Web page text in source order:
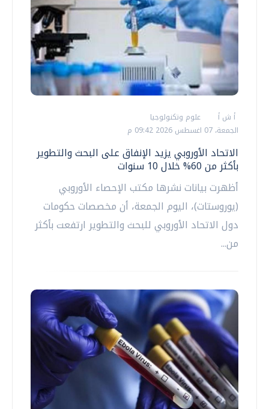
أ ش أ
علوم وتكنولوجيا
الجمعة، 07 اغسطس 2026 09:42 م
الاتحاد الأوروبي يزيد الإنفاق على البحث والتطوير
بأكثر من 60% خلال 10 سنوات
أظهرت بيانات نشرها مكتب الإحصاء الأوروبي
(يوروستات)، اليوم الجمعة، أن مخصصات حكومات
دول الاتحاد الأوروبي للبحث والتطوير ارتفعت بأكثر
من...